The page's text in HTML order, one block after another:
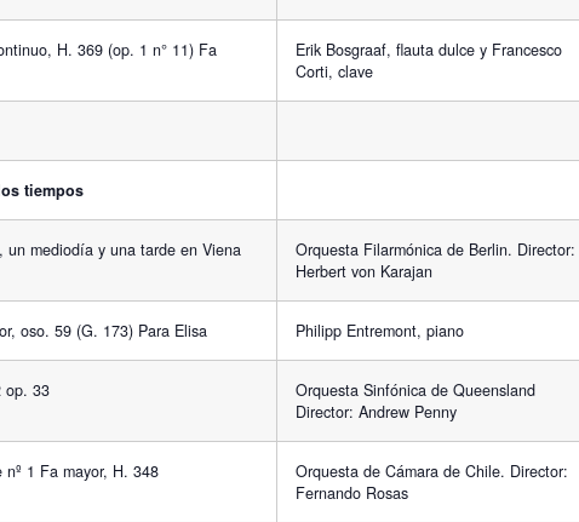
H. 369 (op. 1 n° 11) Fa
Erik Bosgraaf, flauta dulce y Francesco
Corti, clave
tiempos
un mediodía y una tarde en Viena
Orquesta Filarmónica de Berlin. Director:
Herbert von Karajan
oso. 59 (G. 173) Para Elisa Philipp Entremont, piano
op. 33
Orquesta Sinfónica de Queensland
Director: Andrew Penny
1 Fa mayor, H. 348
Orquesta de Cámara de Chile. Director:
Fernando Rosas